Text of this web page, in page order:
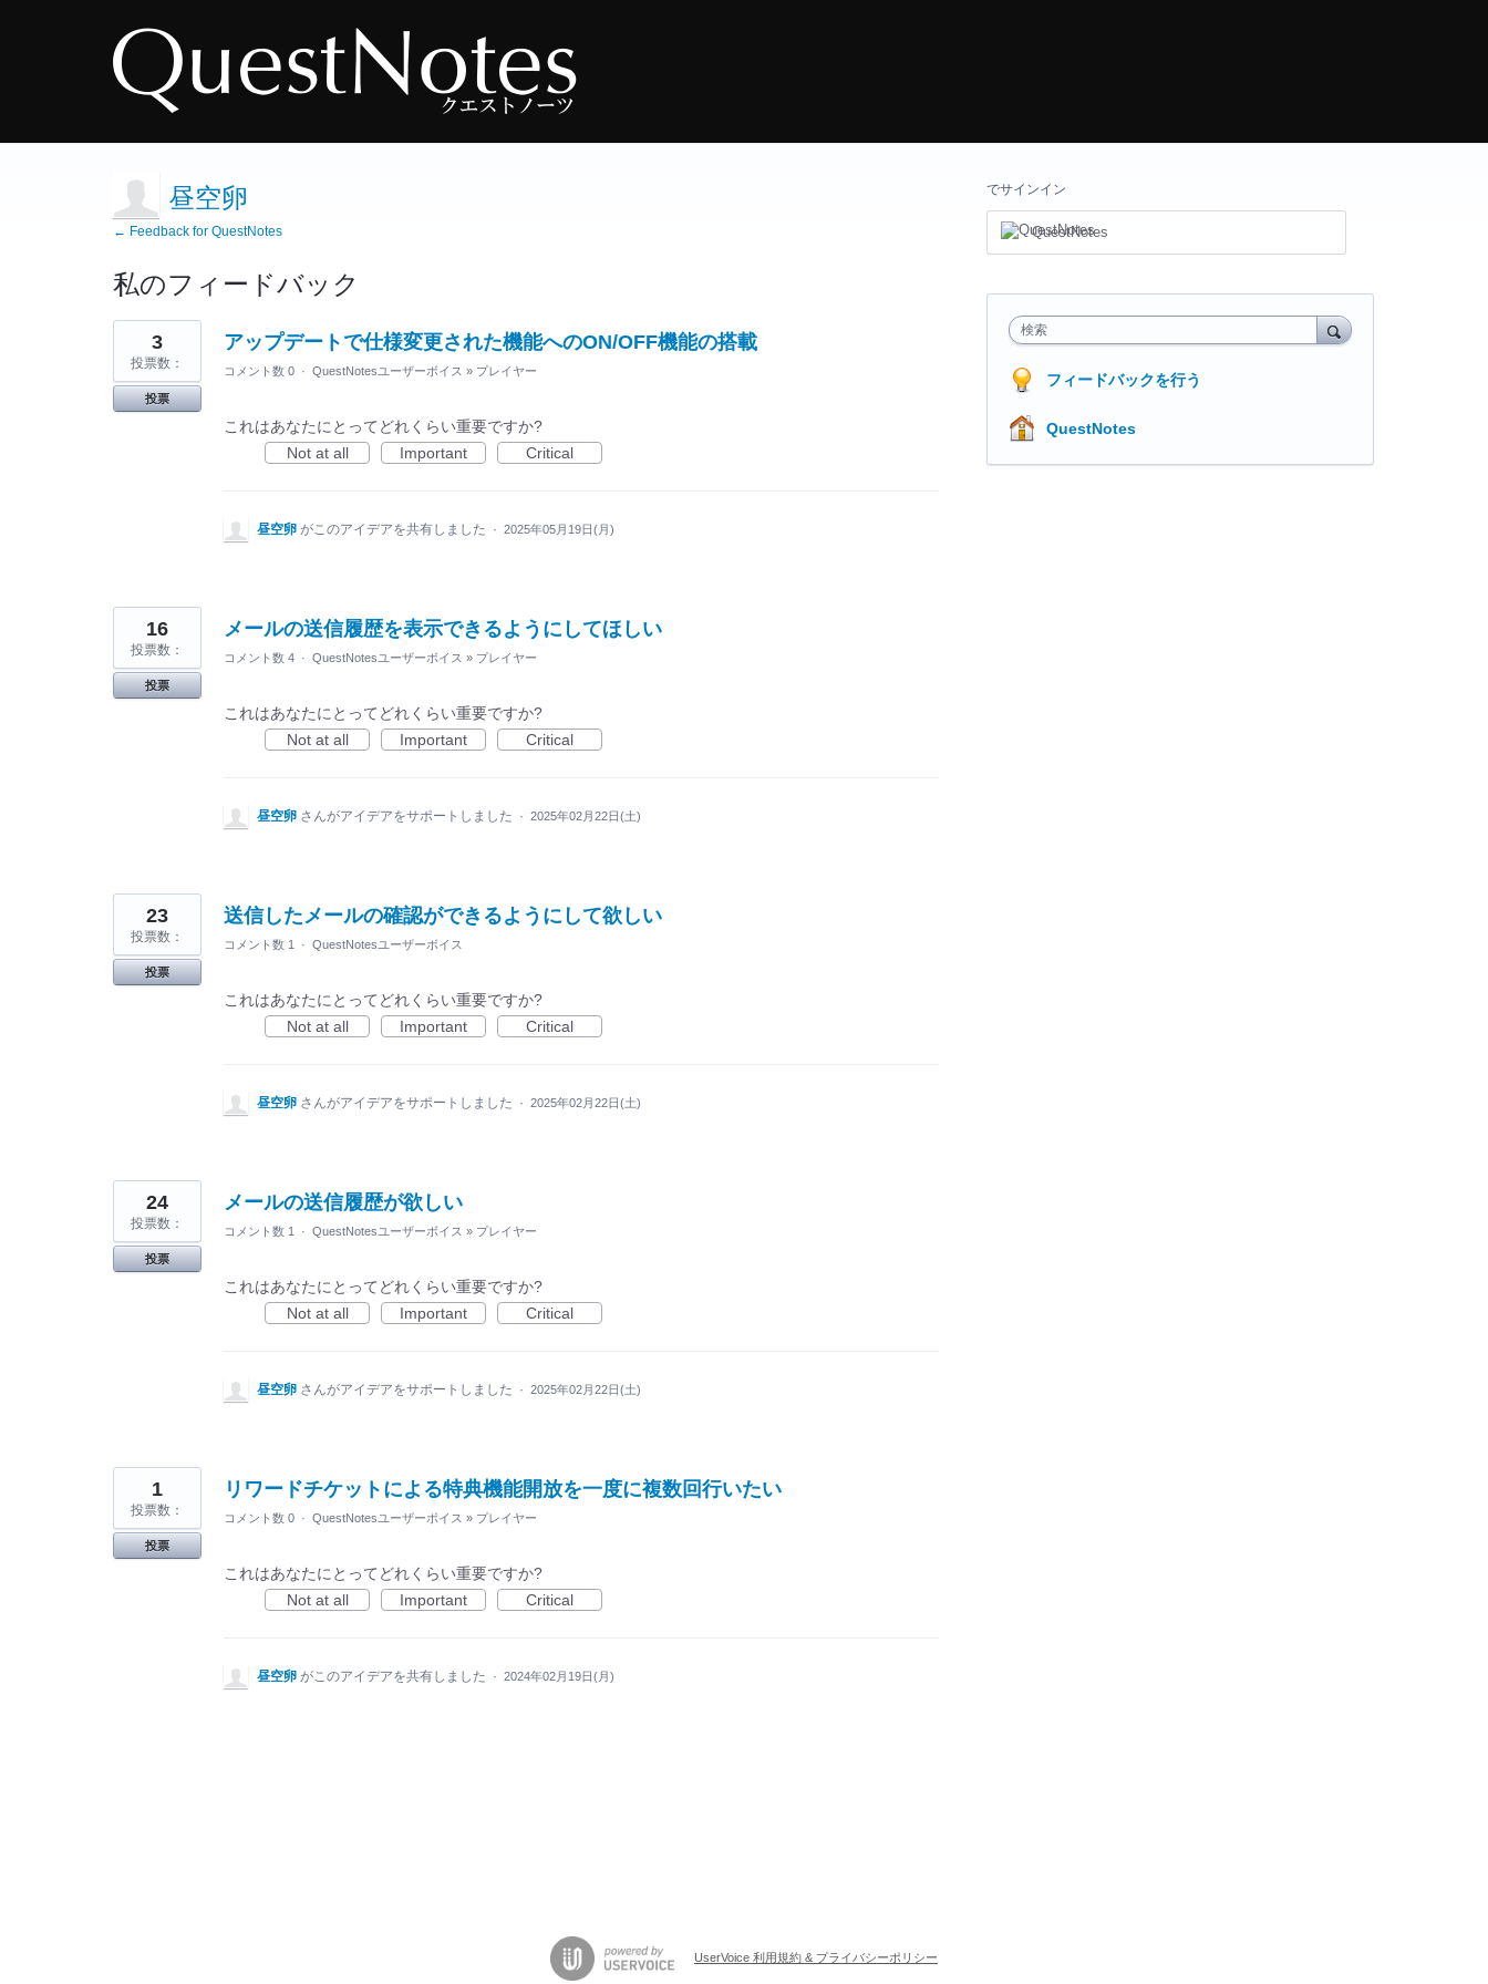
昼空卵
← Feedback for QuestNotes
私のフィードバック
5
っ
た
アップデートで仕様変更された機能へのON/OFF機能の搭載
3
投票数：
投票
コメント数 0 · QuestNotesユーザーボイス » プレイヤー
これはあなたにとってどれくらい重要ですか?
Not at all
Important Critical
昼空卵 がこのアイデアを共有しました · 2025年05月19日(月)
メールの送信履歴を表示できるようにしてほしい
16
投票数：
投票
コメント数 4 · QuestNotesユーザーボイス » プレイヤー
これはあなたにとってどれくらい重要ですか?
Not at all
Important Critical
昼空卵 さんがアイデアをサポートしました · 2025年02月22日(土)
送信したメールの確認ができるようにして欲しい
23
投票数：
投票
コメント数 1 · QuestNotesユーザーボイス
これはあなたにとってどれくらい重要ですか?
Not at all
Important Critical
昼空卵 さんがアイデアをサポートしました · 2025年02月22日(土)
メールの送信履歴が欲しい
24
投票数：
投票
コメント数 1 · QuestNotesユーザーボイス » プレイヤー
これはあなたにとってどれくらい重要ですか?
Not at all
Important Critical
昼空卵 さんがアイデアをサポートしました · 2025年02月22日(土)
リワードチケットによる特典機能開放を一度に複数回行いたい
1
投票数：
投票
コメント数 0 · QuestNotesユーザーボイス » プレイヤー
これはあなたにとってどれくらい重要ですか?
Not at all
Important Critical
昼空卵 がこのアイデアを共有しました · 2024年02月19日(月)
でサインイン
QuestNotes
検索
フィードバックを行う
QuestNotes
UserVoice 利用規約 & プライバシーポリシー